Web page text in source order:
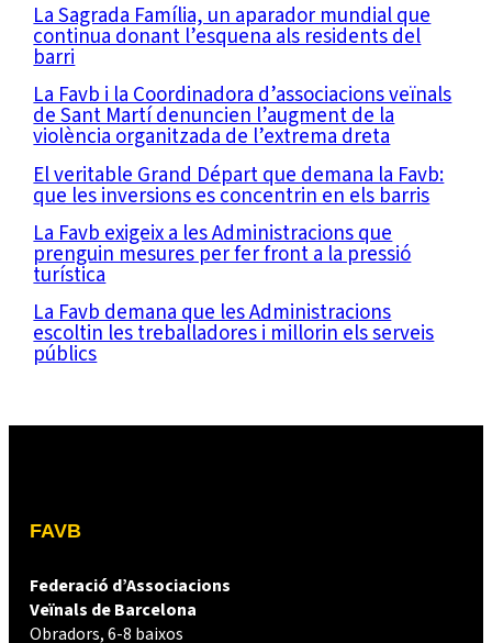
La Sagrada Família, un aparador mundial que
continua donant l’esquena als residents del
barri
La Favb i la Coordinadora d’associacions veïnals
de Sant Martí denuncien l’augment de la
violència organitzada de l’extrema dreta
El veritable Grand Départ que demana la Favb:
que les inversions es concentrin en els barris
La Favb exigeix a les Administracions que
prenguin mesures per fer front a la pressió
turística
La Favb demana que les Administracions
escoltin les treballadores i millorin els serveis
públics
FAVB
Federació d’Associacions
Veïnals de Barcelona
Obradors, 6-8 baixos